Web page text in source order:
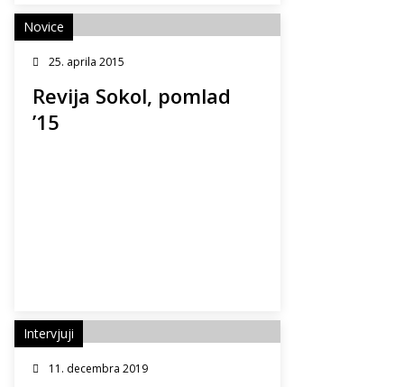
25. aprila 2015
Revija Sokol, pomlad
’15
Novice
11. decembra 2019
Intervjuji